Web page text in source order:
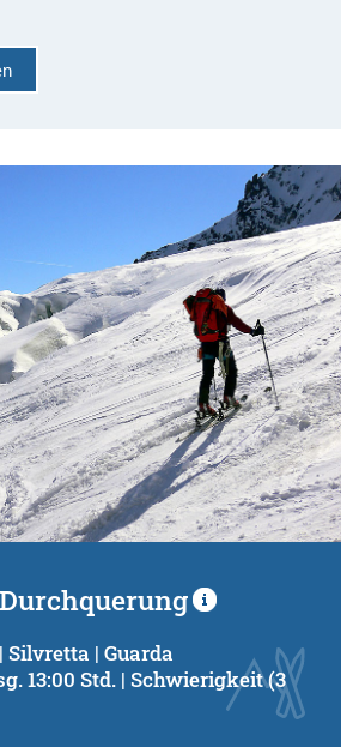
| Guarda
13:00 Std. | Schwierigkeit (3